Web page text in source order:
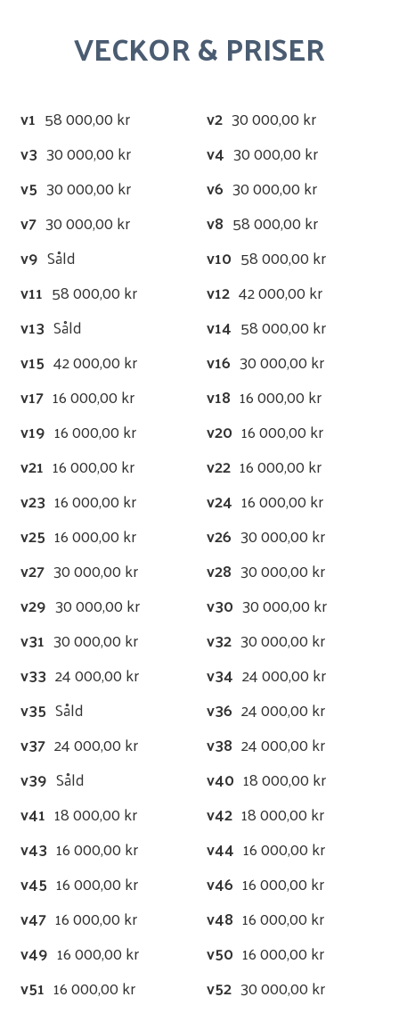
VECKOR & PRISER
v1 58 000,00 kr v2 30 000,00 kr
v3 30 000,00 kr v4 30 000,00 kr
v5 30 000,00 kr v6 30 000,00 kr
v7 30 000,00 kr v8 58 000,00 kr
v9 Såld v10 58 000,00 kr
v11 58 000,00 kr v12 42 000,00 kr
v13 Såld v14 58 000,00 kr
v15 42 000,00 kr v16 30 000,00 kr
v17 16 000,00 kr v18 16 000,00 kr
v19 16 000,00 kr v20 16 000,00 kr
v21 16 000,00 kr v22 16 000,00 kr
v23 16 000,00 kr v24 16 000,00 kr
v25 16 000,00 kr v26 30 000,00 kr
v27 30 000,00 kr v28 30 000,00 kr
v29 30 000,00 kr v30 30 000,00 kr
v31 30 000,00 kr v32 30 000,00 kr
v33 24 000,00 kr v34 24 000,00 kr
v35 Såld v36 24 000,00 kr
v37 24 000,00 kr v38 24 000,00 kr
v39 Såld v40 18 000,00 kr
v41 18 000,00 kr v42 18 000,00 kr
v43 16 000,00 kr v44 16 000,00 kr
v45 16 000,00 kr v46 16 000,00 kr
v47 16 000,00 kr v48 16 000,00 kr
v49 16 000,00 kr v50 16 000,00 kr
v51 16 000,00 kr v52 30 000,00 kr